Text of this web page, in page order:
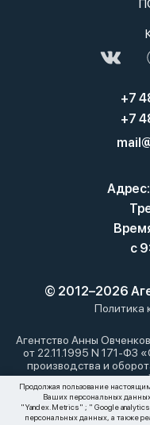
+7
+7
Адрес:
с
Политика
© 2012–2026
Агентство Анны
от 22.11.1995 N 171-ФЗ
производства и
потребления
осуществляем
материалы,
Продолжая пользование
Ваших персональных
"Yandex.Metrics" ; " Google
персональных данных, а также